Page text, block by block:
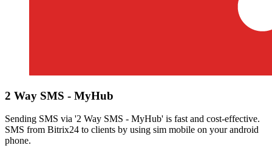
2 Way SMS - MyHub
Sending SMS via '2 Way SMS - MyHub' is fast and cost-effective.
SMS from Bitrix24 to clients by using sim mobile on your android
phone.